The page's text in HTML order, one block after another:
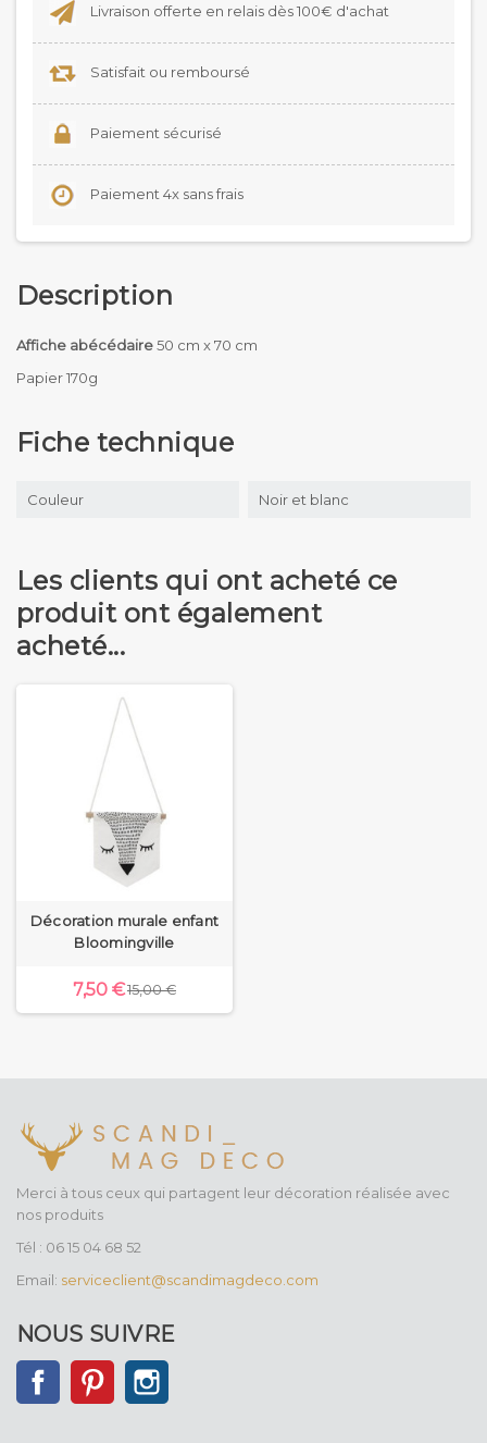
Livraison offerte en relais dès 100€ d'achat
Satisfait ou remboursé
Paiement sécurisé
Paiement 4x sans frais
Description
Affiche abécédaire50 cm x 70 cm
Papier 170g
Fiche technique
Couleur Noir et blanc
Les clients qui ont acheté ce
produit ont également
acheté...
Décoration murale enfant
Bloomingville
7,50 €15,00 €
Merci à tous ceux qui partagent leur décoration réalisée avec
nos produits
Tél : 06 15 04 68 52
Email: serviceclient@scandimagdeco.com
NOUS SUIVRE
FacebookPinterest